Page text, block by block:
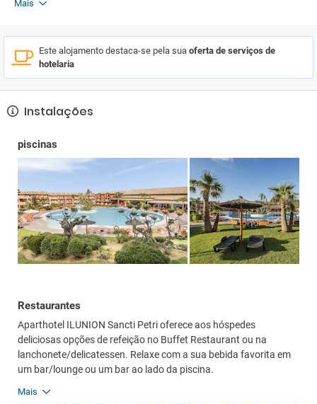
Mais
Este alojamento destaca-se pela sua oferta de serviços de
hotelaria
Instalações
piscinas
Restaurantes
Aparthotel ILUNION Sancti Petri oferece aos hóspedes
deliciosas opções de refeição no Buffet Restaurant ou na
lanchonete/delicatessen. Relaxe com a sua bebida favorita em
um bar/lounge ou um bar ao lado da piscina.
Mais